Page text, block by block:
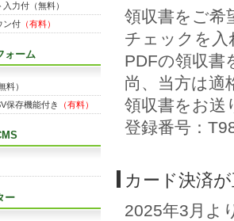
領収書をご希
チェックを入
PDFの領収書
尚、当方は適
領収書をお送
登録番号：
カード決済
2025年3月よ
力付（無料）
ン付 （有料）
ォーム
料）
保存機能付き
（有料）
ー